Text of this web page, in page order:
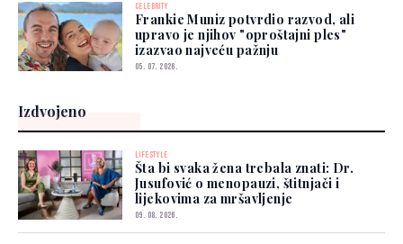
CELEBRITY
Frankie Muniz potvrdio razvod, ali
upravo je njihov "oproštajni ples"
izazvao najveću pažnju
05. 07. 2026.
Izdvojeno
LIFESTYLE
Šta bi svaka žena trebala znati: Dr.
Jusufović o menopauzi, štitnjači i
lijekovima za mršavljenje
09. 08. 2026.